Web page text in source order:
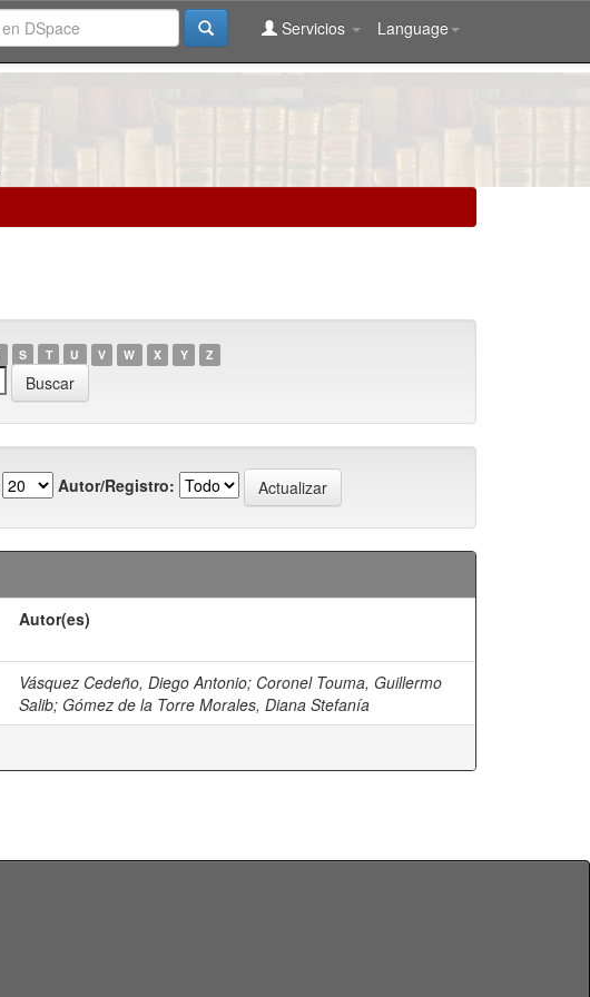
Language
Servicios
S T U V W X Y Z
Autor/Registro:
Autor(es)
Vásquez Cedeño, Diego Antonio; Coronel Touma, Guillermo
Salib; Gómez de la Torre Morales, Diana Stefanía